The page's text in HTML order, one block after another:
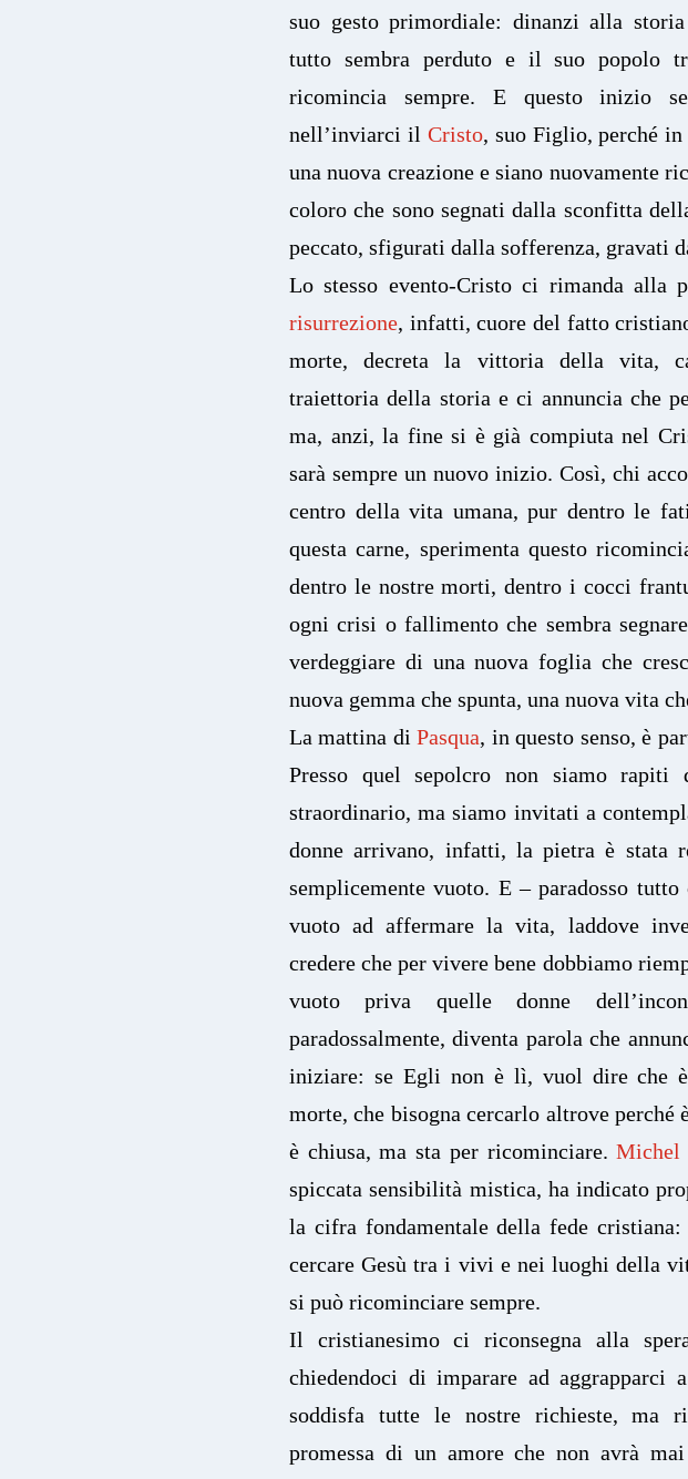
suo gesto primordiale: dinanzi alla storia
tutto sembra perduto e il suo popolo
ricomincia sempre. E questo inizio
nell’inviarci il Cristo, suo Figlio, perché
una nuova creazione e siano nuovamente
coloro che sono segnati dalla sconfitta
peccato, sfigurati dalla sofferenza, gravati
Lo stesso evento-Cristo ci rimanda alla
risurrezione, infatti, cuore del fatto
morte, decreta la vittoria della vita,
traiettoria della storia e ci annuncia che
ma, anzi, la fine si è già compiuta nel
sarà sempre un nuovo inizio. Così, chi
centro della vita umana, pur dentro le
questa carne, sperimenta questo
dentro le nostre morti, dentro i cocci
ogni crisi o fallimento che sembra
verdeggiare di una nuova foglia che
nuova gemma che spunta, una nuova vita
La mattina diPasqua, in questo senso, è
Presso quel sepolcro non siamo rapiti
straordinario, ma siamo invitati a
donne arrivano, infatti, la pietra è stata
semplicemente vuoto. E – paradosso
vuoto ad affermare la vita, laddove
credere che per vivere bene dobbiamo
vuoto priva quelle donne
paradossalmente, diventa parola che
iniziare: se Egli non è lì, vuol dire che
morte, che bisogna cercarlo altrove perché
è chiusa, ma sta per ricominciare.Michel
spiccata sensibilità mistica, ha indicato
la cifra fondamentale della fede
cercare Gesù tra i vivi e nei luoghi della
si può ricominciare sempre.
Il cristianesimo ci riconsegna alla
chiedendoci di imparare ad aggrapparci
soddisfa tutte le nostre richieste, ma
promessa di un amore che non avrà